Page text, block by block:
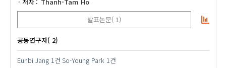
발표논문( 1)
공동연구자( 2)
Eunbi Jang 1건 So-Young Park 1건